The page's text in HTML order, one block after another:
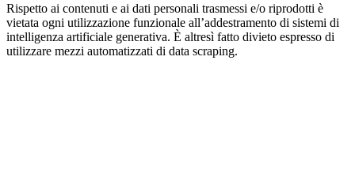
Rispetto ai contenuti e ai dati personali trasmessi e/o riprodotti è
vietata ogni utilizzazione funzionale all’addestramento di sistemi di
intelligenza artificiale generativa. È altresì fatto divieto espresso di
utilizzare mezzi automatizzati di data scraping.